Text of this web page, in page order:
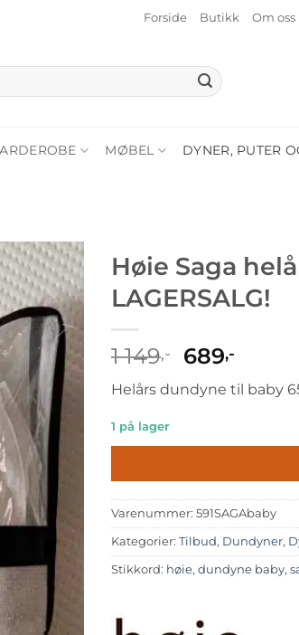
Forside Butikk Om oss
MØBEL DYNER, PUTER
Høie Saga
LAGERSALG!
1 149,-
pris
var:
149,-.
689,-
pris
er:
Helårs dundyne til baby
1 på lager
Varenummer: 591SAGAbaby
Kategorier: Tilbud, Dundyner,
Stikkord: høie, dundyne baby,